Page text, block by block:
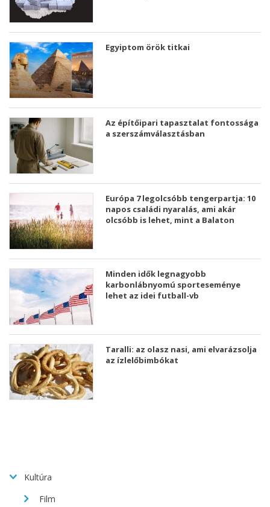
Egyiptom örök titkai
Az építőipari tapasztalat fontossága
a szerszámválasztásban
Európa 7 legolcsóbb tengerpartja: 10
napos családi nyaralás, ami akár
olcsóbb is lehet, mint a Balaton
Minden idők legnagyobb
karbonlábnyomú sporteseménye
lehet az idei futball-vb
Taralli: az olasz nasi, ami elvarázsolja
az ízlelőbimbókat
Kultúra
Film